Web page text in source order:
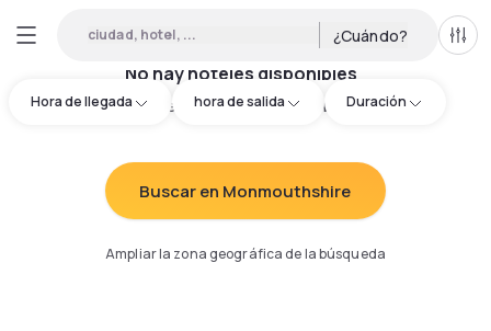
ciudad, hotel, ... ¿Cuándo?
Hora de llegada hora de salida Duración
No hay hoteles disponibles
Intenta redefinir los criterios de búsqueda:
Buscar en Monmouthshire
Ampliar la zona geográfica de la búsqueda